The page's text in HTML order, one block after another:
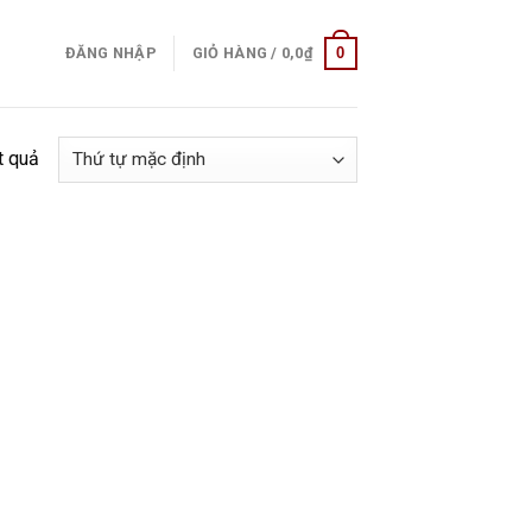
ĐĂNG NHẬP GIỎ HÀNG / 0,0₫ 0
quả